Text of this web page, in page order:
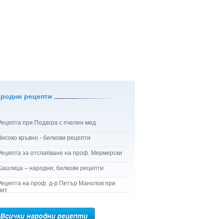
рецепти
при Подагра с пчелен мед
кръвно - билкови рецепти
за отслабване на проф. Мермерски
– народни, билкови рецепти
на проф. д-р Петър Манолов при